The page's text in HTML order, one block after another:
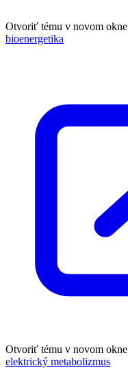
Otvoriť tému v novom okne
bioenergetika
Otvoriť tému v novom okne
elektrický metabolizmus